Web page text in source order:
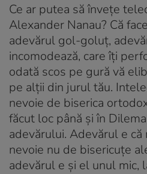
Ce ar putea să învețe
Alexander Nanau? Că
adevărul gol-goluț,
incomodează, care îți
odată scos pe gură vă
pe alții din jurul tău.
nevoie de biserica
făcut loc până și în
adevărului. Adevărul e
nevoie nu de bisericuțe
adevărul e și el unul mic,